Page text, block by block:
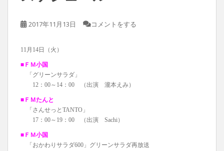
2017年11月13日 コメントをする
11月14日（火）
■ＦＭ小国
「グリーンサラダ」
12：00～14：00 （出演 瀧本えみ）
■ＦＭたんと
「さんせっとTANTO」
17：00～19：00 （出演 Sachi）
■ＦＭ小国
「おかわりサラダ600」グリーンサラダ再放送